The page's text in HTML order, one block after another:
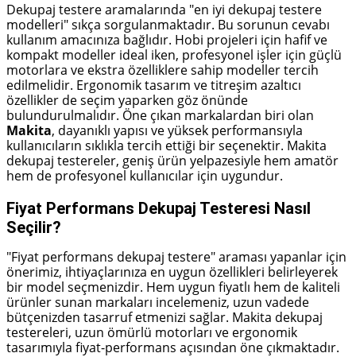
Dekupaj testere aramalarında "en iyi dekupaj testere
modelleri" sıkça sorgulanmaktadır. Bu sorunun cevabı
kullanım amacınıza bağlıdır. Hobi projeleri için hafif ve
kompakt modeller ideal iken, profesyonel işler için güçlü
motorlara ve ekstra özelliklere sahip modeller tercih
edilmelidir. Ergonomik tasarım ve titreşim azaltıcı
özellikler de seçim yaparken göz önünde
bulundurulmalıdır. Öne çıkan markalardan biri olan
Makita, dayanıklı yapısı ve yüksek performansıyla
kullanıcıların sıklıkla tercih ettiği bir seçenektir. Makita
dekupaj testereler, geniş ürün yelpazesiyle hem amatör
hem de profesyonel kullanıcılar için uygundur.
Fiyat Performans Dekupaj Testeresi Nasıl
Seçilir?
"Fiyat performans dekupaj testere" araması yapanlar için
önerimiz, ihtiyaçlarınıza en uygun özellikleri belirleyerek
bir model seçmenizdir. Hem uygun fiyatlı hem de kaliteli
ürünler sunan markaları incelemeniz, uzun vadede
bütçenizden tasarruf etmenizi sağlar. Makita dekupaj
testereleri, uzun ömürlü motorları ve ergonomik
tasarımıyla fiyat-performans açısından öne çıkmaktadır.